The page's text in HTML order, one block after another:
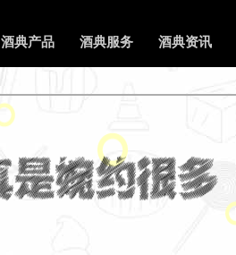
酒典产品 酒典服务 酒典资讯